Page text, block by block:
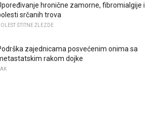
hronične zamorne, fibromialgije i
srčanih trova
ŠTITNE ŽLEZDE
zajednicama posvećenim onima sa
rakom dojke